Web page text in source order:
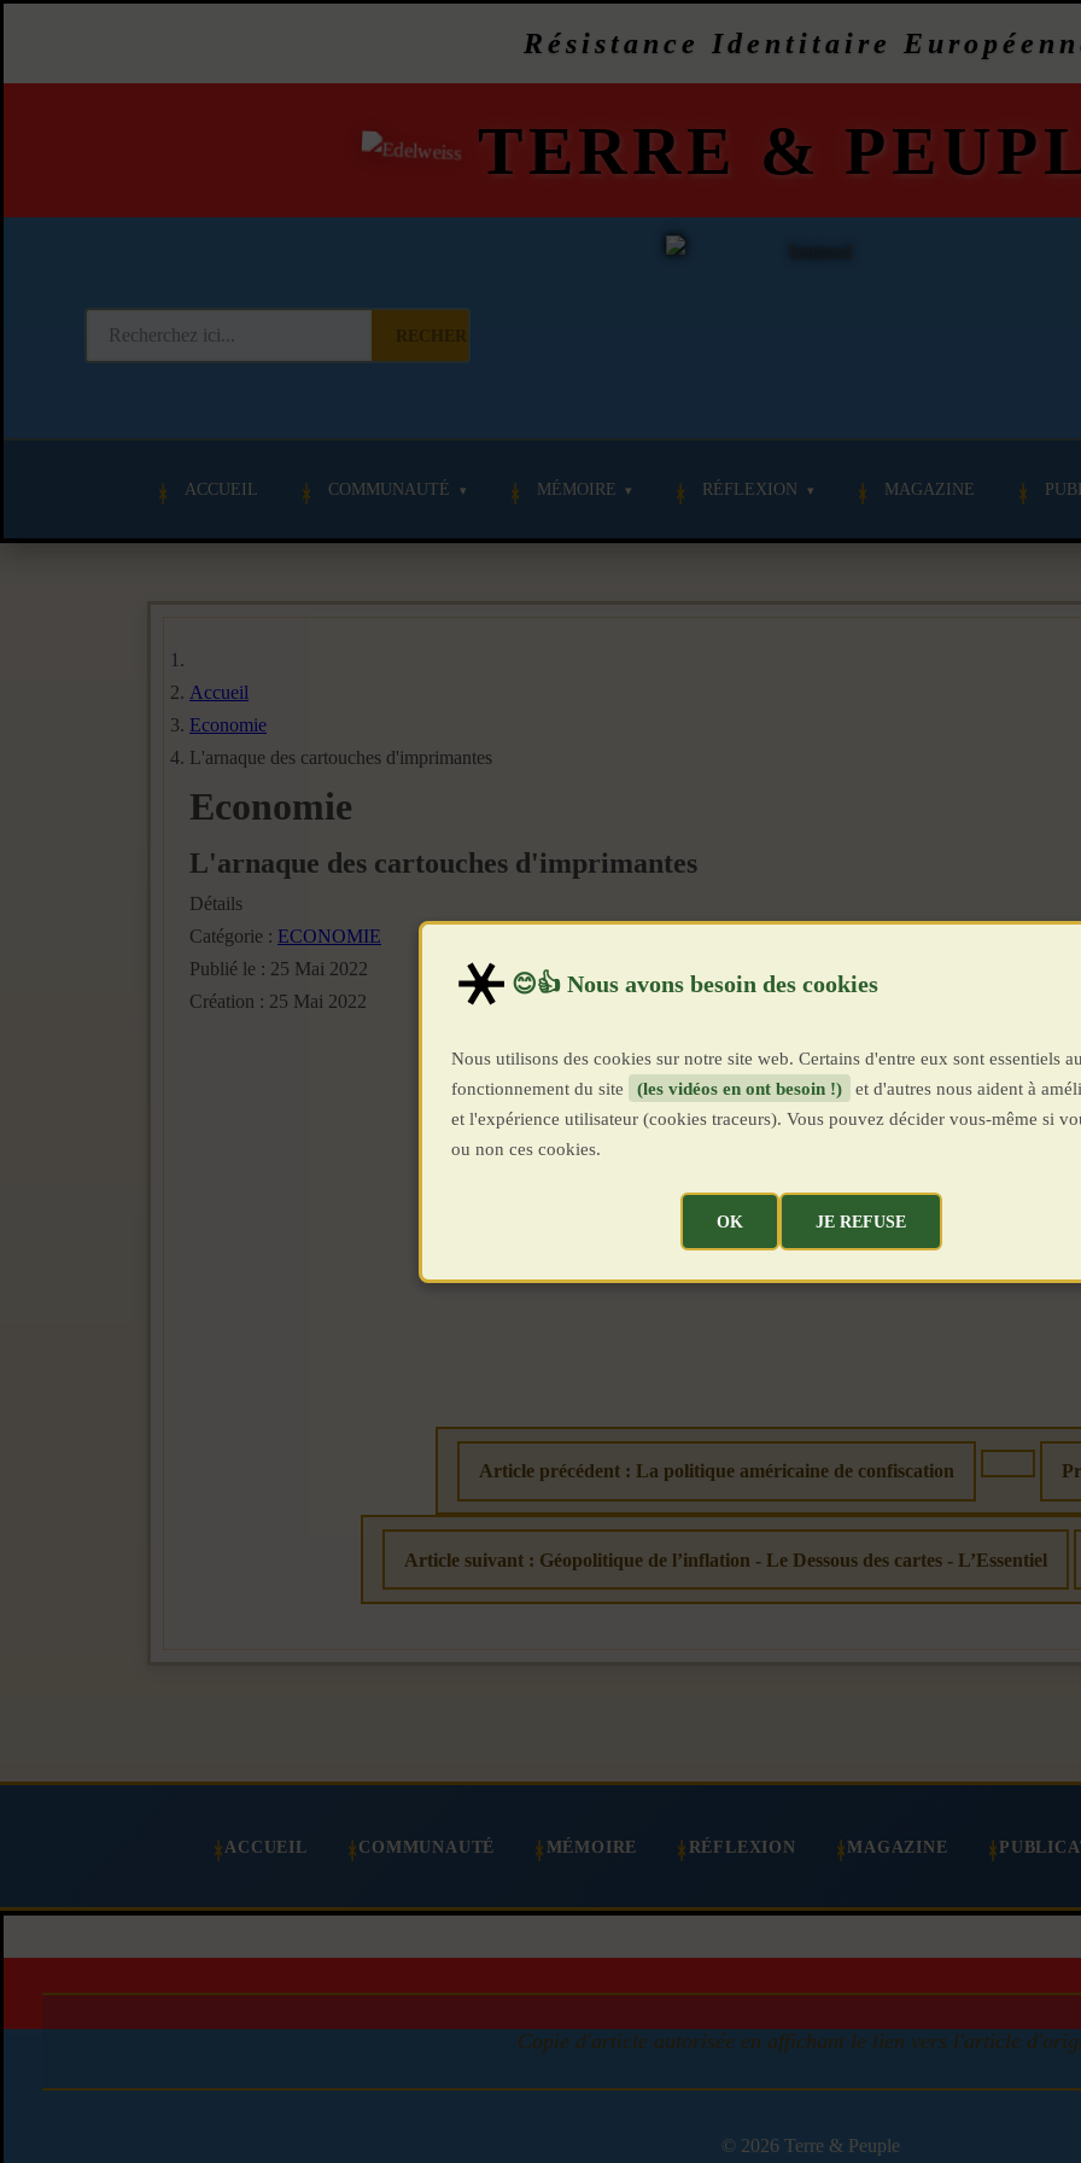
Résistance Identitaire
TERRE &
ACCUEIL COMMUNAUTÉ MÉMOIRE RÉFLEXION MAGAZINE
Accueil
Economie
L'arnaque des cartouches d'imprimantes
Economie
L'arnaque des cartouches d'imprimantes
Détails
Catégorie : ECONOMIE
Publié le : 25 Mai 2022
Création : 25 Mai 2022
Article précédent : La politique américaine de confiscation
Article suivant : Géopolitique de l’inflation - Le Dessous des cartes - L’Essentiel
ACCUEIL COMMUNAUTÉ MÉMOIRE RÉFLEXION MAGAZINE
Copie d'article autorisée en affichant le lien vers l'article
© 2026 Terre & Peuple
Nous utilisons des cookies sur notre site web. Certains d'entre eux sont essentiels
fonctionnement du site
(les vidéos en ont besoin !)
et d'autres nous aident à
et l'expérience utilisateur (cookies traceurs). Vous pouvez décider vous-même si
ou non ces cookies.
OK JE REFUSE